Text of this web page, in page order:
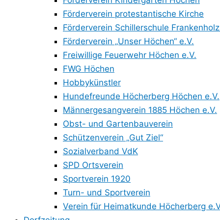
Förderverein protestantische Kirche
Förderverein Schillerschule
Förderverein „Unser Höchen“ e.V.
Freiwillige Feuerwehr Höchen e.V.
FWG Höchen
Hobbykünstler
Hundefreunde Höcherberg Höchen e.V.
Männergesangverein 1885 Höchen e.V.
Obst- und Gartenbauverein
Schützenverein „Gut Ziel“
Sozialverband VdK
SPD Ortsverein
Sportverein 1920
Turn- und Sportverein
Verein für Heimatkunde Höcherberg